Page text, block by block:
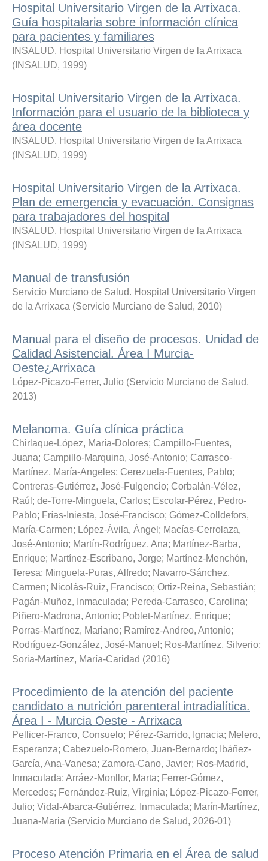
Hospital Universitario Virgen de la Arrixaca.
Guía hospitalaria sobre información clínica
para pacientes y familiares
INSALUD. Hospital Universitario Virgen de la Arrixaca
( INSALUD, 1999)
Hospital Universitario Virgen de la Arrixaca.
Información para el usuario de la biblioteca y
área docente
INSALUD. Hospital Universitario Virgen de la Arrixaca
( INSALUD, 1999)
Hospital Universitario Virgen de la Arrixaca.
Plan de emergencia y evacuación. Consignas
para trabajadores del hospital
INSALUD. Hospital Universitario Virgen de la Arrixaca
( INSALUD, 1999)
Manual de transfusión
Servicio Murciano de Salud. Hospital Universitario Virgen
de la Arrixaca (Servicio Murciano de Salud, 2010)
Manual para el diseño de procesos. Unidad de
Calidad Asistencial. Área I Murcia-
Oeste¿Arrixaca
López-Picazo-Ferrer, Julio (Servicio Murciano de Salud,
2013)
Melanoma. Guía clínica práctica
Chirlaque-López, María-Dolores; Campillo-Fuentes,
Juana; Campillo-Marquina, José-Antonio; Carrasco-
Martínez, María-Angeles; Cerezuela-Fuentes, Pablo;
Contreras-Gutiérrez, José-Fulgencio; Corbalán-Vélez,
Raúl ; de-Torre-Minguela, Carlos; Escolar-Pérez, Pedro-
Pablo; Frías-Iniesta, José-Francisco; Gómez-Colldefors,
María-Carmen; López-Ávila, Ángel ; Macías-Cerrolaza,
José-Antonio; Martín-Rodríguez, Ana; Martínez-Barba,
Enrique; Martínez-Escribano, Jorge; Martínez-Menchón,
Teresa; Minguela-Puras, Alfredo; Navarro-Sánchez,
Carmen; Nicolás-Ruiz, Francisco; Ortiz-Reina, Sebastián;
Pagán-Muñoz, Inmaculada; Pereda-Carrasco, Carolina;
Piñero-Madrona, Antonio; Poblet-Martínez, Enrique;
Porras-Martínez, Mariano; Ramírez-Andreo, Antonio;
Rodríguez-González, José-Manuel ; Ros-Martínez, Silverio;
Soria-Martínez, María-Caridad (2016)
Procedimiento de la atención del paciente
candidato a nutrición parenteral intradialítica.
Área I - Murcia Oeste - Arrixaca
Pellicer-Franco, Consuelo; Pérez-Garrido, Ignacia; Melero,
Esperanza; Cabezuelo-Romero, Juan-Bernardo;
Ibáñez-
García, Ana-Vanesa; Zamora-Cano, Javier; Ros-Madrid,
Inmaculada; Arráez-Monllor, Marta; Ferrer-Gómez,
Mercedes; Fernández-Ruiz, Virginia; López-Picazo-Ferrer,
Julio; Vidal-Abarca-Gutiérrez, Inmaculada; Marín-Martínez,
Juana-Maria (Servicio Murciano de Salud, 2026-01)
Proceso Atención Primaria en el Área de salud